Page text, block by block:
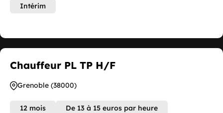
Intérim
Chauffeur PL TP H/F
Grenoble (38000)
12 mois
De 13 à 15 euros par heure